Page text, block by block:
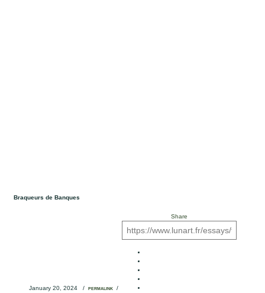
Braqueurs de Banques
January 20, 2024 / PERMALINK/
Share